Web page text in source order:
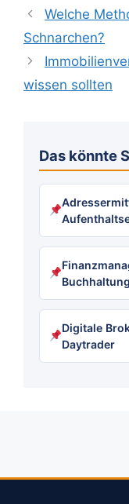
Welche
Schnarchen?
wissen sollten
Das könnte
Digitale
Daytrader